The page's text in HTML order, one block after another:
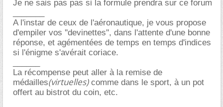
Je ne sais pas pas si la formule prendra sur ce forum
A l'instar de ceux de l'aéronautique, je vous propose
d'empiler vos ''devinettes'', dans l'attente d'une bonne
réponse, et agémentées de temps en temps d'indices
si l'énigme s'avérait coriace.
La récompense peut aller à la remise de
médailles(virtuelles)comme dans le sport, à un pot
offert au bistrot du coin, etc.